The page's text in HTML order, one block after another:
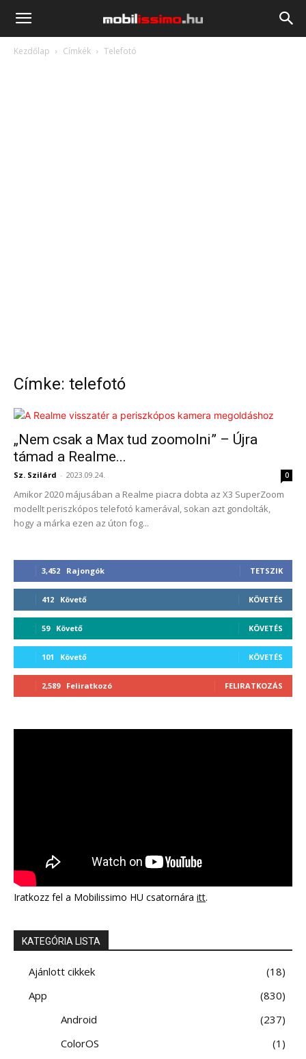
Mobilissimo.hu
Kezdőlap Címkék Telefotó
Címke: telefotó
„Nem csak a Max tud zoomolni” – Újra
támad a Realme...
Sz. Szilárd - 2023.09.24. 0
Amikor 2020 májusában a Realme piacra dobta az X3 SuperZoom
modellt periszkópos telefotó kamerával, sokan azt gondolták,
hogy a márka ezen az úton fog...
3,452 Rajongók TETSZIK
412 Követő KÖVETÉS
59 Követő KÖVETÉS
101 Követő KÖVETÉS
2,589 Feliratkozó FELIRATKOZÁS
Iratkozz fel a Mobilissimo HU csatornára itt.
KATEGÓRIA LISTA
Ajánlott cikkek
18
App
830
Android
237
ColorOS
1